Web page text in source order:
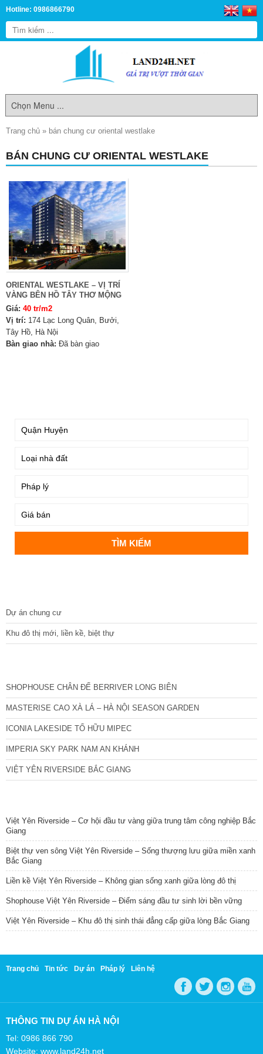
Hotline: 0986866790
Trang chủ » bán chung cư oriental westlake
BÁN CHUNG CƯ ORIENTAL WESTLAKE
ORIENTAL WESTLAKE – VỊ TRÍ
VÀNG BÊN HỒ TÂY THƠ MỘNG
Giá: 40 tr/m2
Vị trí: 174 Lạc Long Quân, Bưởi,
Tây Hồ, Hà Nội
Bàn giao nhà: Đã bàn giao
Dự án chung cư
Khu đô thị mới, liền kề, biệt thự
SHOPHOUSE CHÂN ĐẾ BERRIVER LONG BIÊN
MASTERISE CAO XÀ LÁ – HÀ NỘI SEASON GARDEN
ICONIA LAKESIDE TỐ HỮU MIPEC
IMPERIA SKY PARK NAM AN KHÁNH
VIỆT YÊN RIVERSIDE BẮC GIANG
Việt Yên Riverside – Cơ hội đầu tư vàng giữa trung tâm công nghiệp Bắc
Giang
Biệt thự ven sông Việt Yên Riverside – Sống thượng lưu giữa miền xanh
Bắc Giang
Liền kề Việt Yên Riverside – Không gian sống xanh giữa lòng đô thị
Shophouse Việt Yên Riverside – Điểm sáng đầu tư sinh lời bền vững
Việt Yên Riverside – Khu đô thị sinh thái đẳng cấp giữa lòng Bắc Giang
Trang chủ Tin tức Dự án Pháp lý Liên hệ
THÔNG TIN DỰ ÁN HÀ NỘI
Tel: 0986 866 790
Website: www.land24h.net